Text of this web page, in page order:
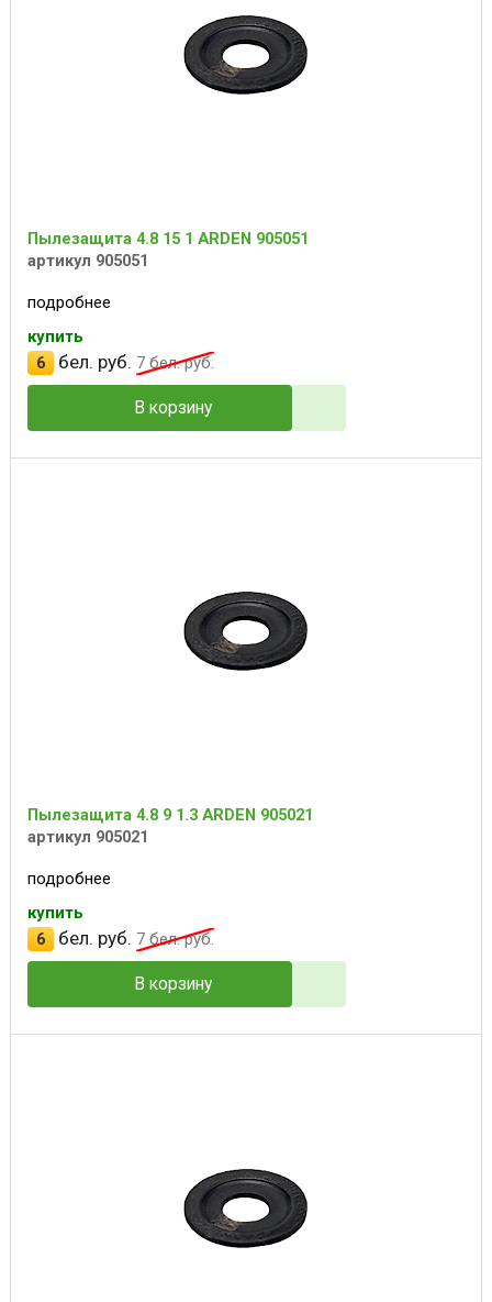
Пылезащита 4.8 15 1 ARDEN 905051
артикул 905051
подробнее
купить
6
бел. руб. 7 бел. руб.
В корзину
Пылезащита 4.8 9 1.3 ARDEN 905021
артикул 905021
подробнее
купить
6
бел. руб. 7 бел. руб.
В корзину